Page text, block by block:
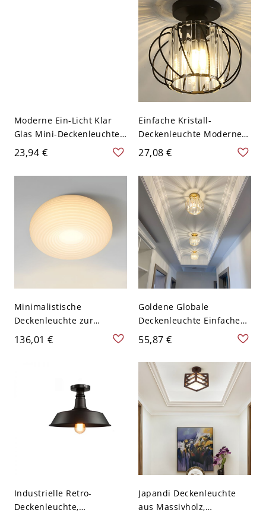
Moderne Ein-Licht Klar
Glas Mini-Deckenleuchte
in Metall mit abwärts
gerichteter
Schirmrichtung - Schwarz
23,94 €
Einfache Kristall-
Deckenleuchte Moderner
Stil Korridor Flur
Deckenlampe Vorrichtung
- 110V-120V Schwarz
Latern
27,08 €
Minimalistische
Deckenleuchte zur
Direktmontage, runde
LED-Rippelleuchte mit
Dimmen 20,32 cm
136,01 €
Goldene Globale
Deckenleuchte Einfache
Stil Kristall Deckenleuchte
- Golden 110V-120V Latern
55,87 €
Industrielle Retro-
Deckenleuchte,
Japandi Deckenleuchte
aus Massivholz,